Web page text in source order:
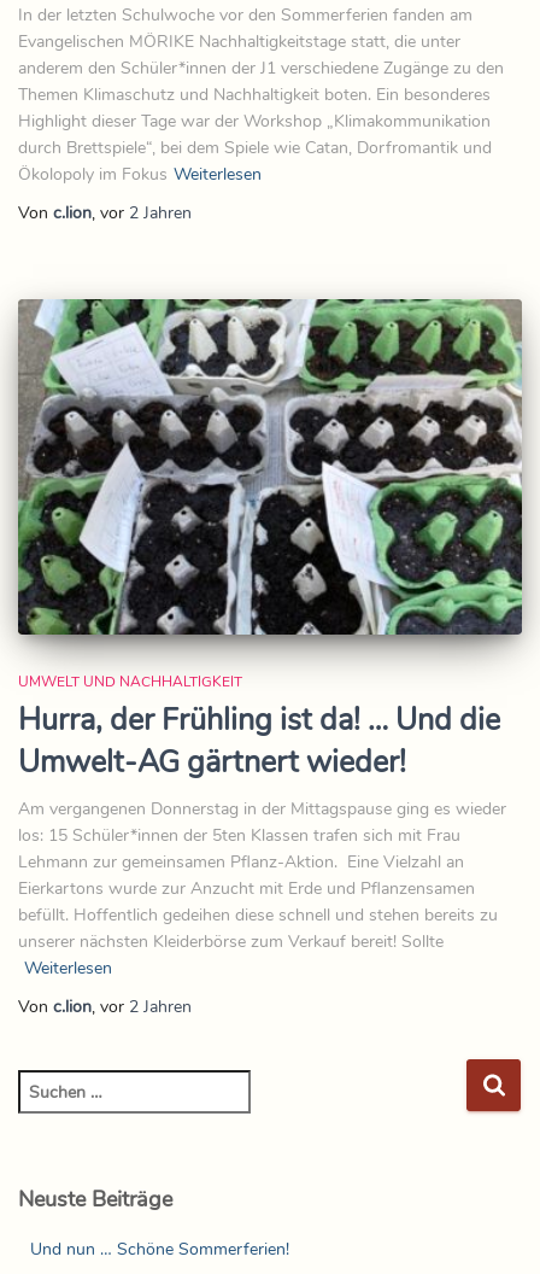
In der letzten Schulwoche vor den Sommerferien fanden am
Evangelischen MÖRIKE Nachhaltigkeitstage statt, die unter
anderem den Schüler*innen der J1 verschiedene Zugänge zu den
Themen Klimaschutz und Nachhaltigkeit boten. Ein besonderes
Highlight dieser Tage war der Workshop „Klimakommunikation
durch Brettspiele“, bei dem Spiele wie Catan, Dorfromantik und
Ökolopoly im Fokus Weiterlesen
Von c.lion, vor 2 Jahren
UMWELT UND NACHHALTIGKEIT
Hurra, der Frühling ist da! … Und die
Umwelt-AG gärtnert wieder!
Am vergangenen Donnerstag in der Mittagspause ging es wieder
los: 15 Schüler*innen der 5ten Klassen trafen sich mit Frau
Lehmann zur gemeinsamen Pflanz-Aktion. Eine Vielzahl an
Eierkartons wurde zur Anzucht mit Erde und Pflanzensamen
befüllt. Hoffentlich gedeihen diese schnell und stehen bereits zu
unserer nächsten Kleiderbörse zum Verkauf bereit! Sollte
Weiterlesen
Von c.lion, vor 2 Jahren
Neuste Beiträge
Und nun … Schöne Sommerferien!